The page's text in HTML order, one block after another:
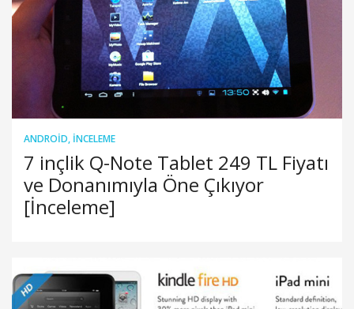
ANDROID, İNCELEME
7 inçlik Q-Note Tablet 249 TL Fiyatı
ve Donanımıyla Öne Çıkıyor
[İnceleme]